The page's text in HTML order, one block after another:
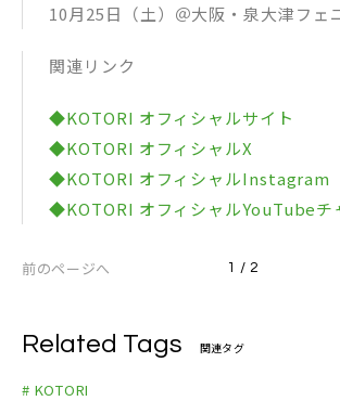
10月25日（土）＠大阪・泉大津フェ
関連リンク
◆KOTORI オフィシャルサイト
◆KOTORI オフィシャルX
◆KOTORI オフィシャルInstagram
◆KOTORI オフィシャルYouTubeチ
前のページへ 1 / 2
Related Tags 関連タグ
# KOTORI